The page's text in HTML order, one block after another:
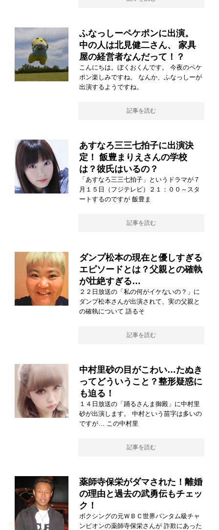
ふなっしーペケポンに出演。
中の人は北見健二さん、 家具
屋の経営者なんだって！？
こんにちは。ぼくおくんです。 今夜のペケ
ポン楽しみですね。 なんか、ふなっしーが
出演するようですね。
記事を読む
あすなろ三三七拍子に出演決
定！ 飯豊まりえさんの学校
は？彼氏はいるの？
「あすなろ三三七拍子」というドラマが７
月１５日（フジテレビ）２１：００～スタ
ートするのですが 飯豊ま
記事を読む
ダンプ松本の現在と優しすぎる
エピソードとは？父親との確執
が壮絶すぎる…
２２日放送の「私の何がイケないの？」に
ダンプ松本さんが出演されて、実の父親と
の確執について 語るそ
記事を読む
中村里砂の目がこわい…たぬき
ってどういうこと？整形疑惑に
も迫る！
１４日放送の「踊るさんま御殿」に中村里
砂が出演します。 中村という苗字は多いの
ですが… この中村里
記事を読む
薬師寺保栄がダマされた！離婚
の理由と過去の武勇伝もチェッ
ク！
ボクシングの元ＷＢＣ世界バンタム級チャ
ンピオンの薬師寺保栄さんが 詐欺にあった